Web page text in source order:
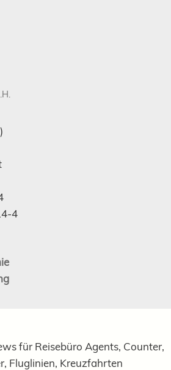
4
für Reisebüro Agents, Counter,
Fluglinien, Kreuzfahrten